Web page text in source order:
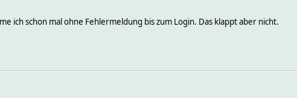
ich schon mal ohne Fehlermeldung bis zum Login. Das klappt aber nicht.